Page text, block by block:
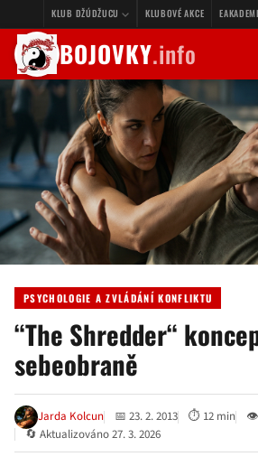
KLUB DŽÚDŽUCU KLUBOVÉ AKCE
BOJOVKY.info
PSYCHOLOGIE A ZVLÁDÁNÍ KONFLIKTU
“The Shredder“
sebeobraně
Jarda Kolcun 📅 23. 2. 2013 ⏱ 12 min
👁
🔄 Aktualizováno 27. 3. 2026